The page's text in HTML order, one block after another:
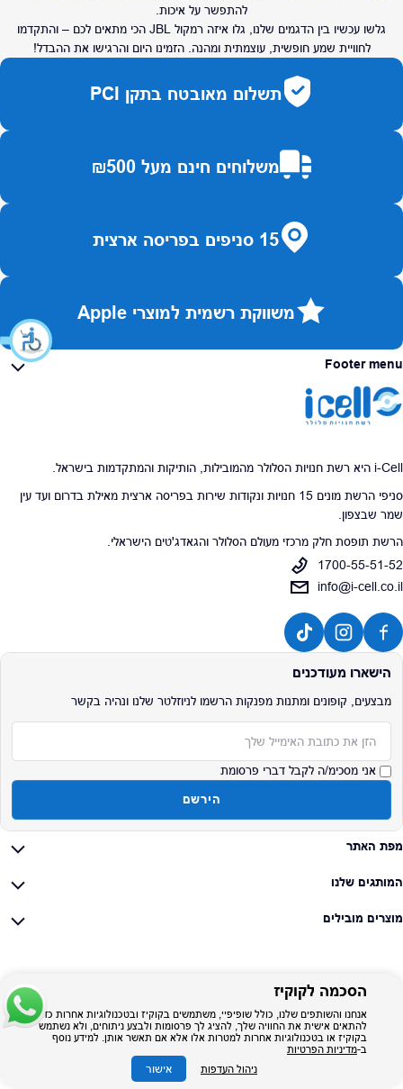
להתפשר על איכות.
גלשו עכשיו בין הדגמים שלנו, גלו איזה רמקול JBL הכי מתאים לכם – והתקדמו
לחוויית שמע חופשית, עוצמתית ומהנה. הזמינו היום והרגישו את ההבדל!
תשלום מאובטח בתקן PCI
משלוחים חינם מעל ₪500
15 סניפים בפריסה ארצית
משווקת רשמית למוצרי Apple
Footer menu
i-Cell היא רשת חנויות הסלולר מהמובילות, הותיקות והמתקדמות בישראל.
סניפי הרשת מונים 15 חנויות ונקודות שירות בפריסה ארצית מאילת בדרום ועד עין
שמר שבצפון.
הרשת תופסת חלק מרכזי מעולם הסלולר והגאדג'טים הישראלי.
1700-55-51-52
info@i-cell.co.il
הישארו מעודכנים
מבצעים, קופונים ומתנות מפנקות הרשמו לניוזלטר שלנו ונהיה בקשר
אני מסכימ/ה לקבל דברי פרסומת
הירשם
מפת האתר
המותגים שלנו
מוצרים מובילים
הסכמה לקוקיז
אנחנו והשותפים שלנו, כולל שופיפיי, משתמשים בקוקיז ובטכנולוגיות אחרות כדי
להתאים אישית את החוויה שלך, להציג לך פרסומות ולבצע ניתוחים, ולא נשתמש
בקוקיז או בטכנולוגיות אחרות למטרות אלו אלא אם תאשר אותן. למידע נוסף
ב-מדיניות הפרטיות
אישור ניהול העדפות